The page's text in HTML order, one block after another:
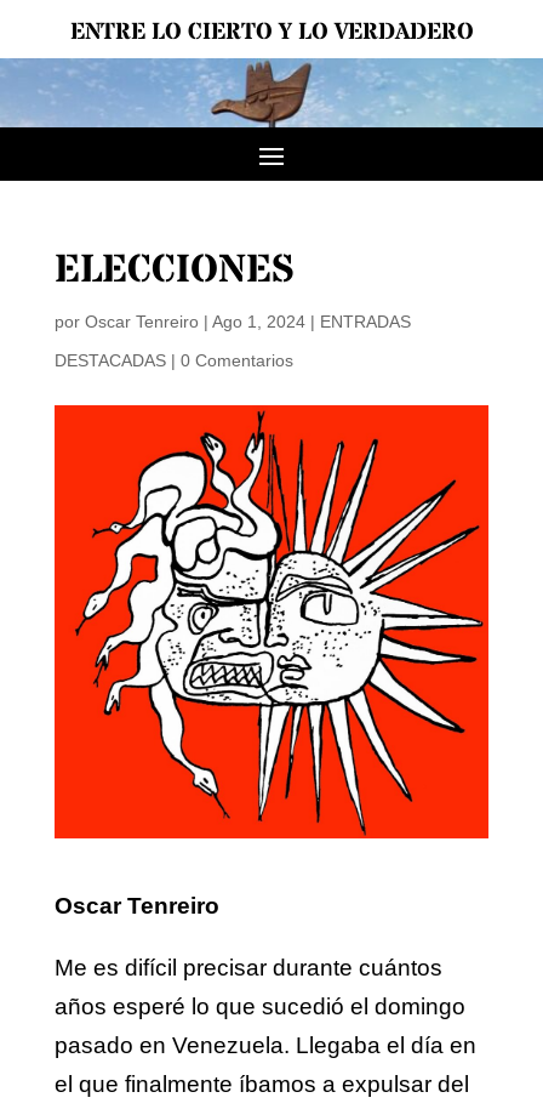
ENTRE LO CIERTO Y LO VERDADERO
ELECCIONES
por Oscar Tenreiro| Ago 1, 2024| ENTRADAS
DESTACADAS| 0 Comentarios
Oscar Tenreiro
Me es difícil precisar durante cuántos
años esperé lo que sucedió el domingo
pasado en Venezuela. Llegaba el día en
el que finalmente íbamos a expulsar del